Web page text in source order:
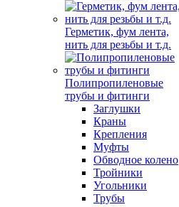
Герметик, фум лента,
нить для резьбы и т.д.
Полипропиленовые
трубы и фитинги
Заглушки
Краны
Крепления
Муфты
Обводное колено
Тройники
Угольники
Трубы